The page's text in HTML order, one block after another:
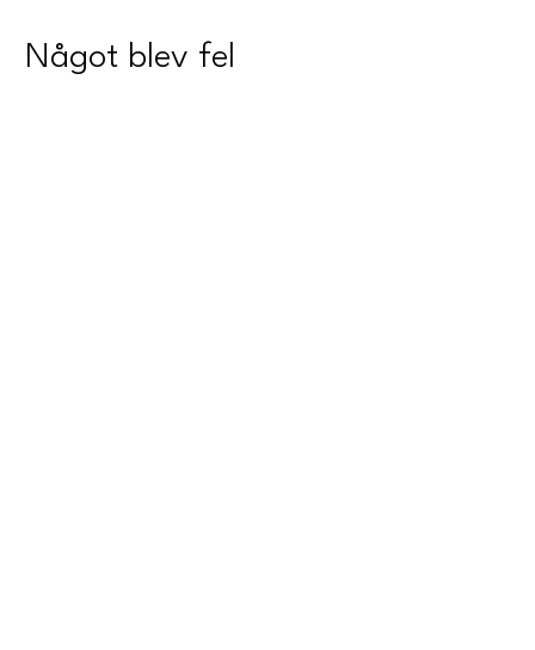
Något blev fel